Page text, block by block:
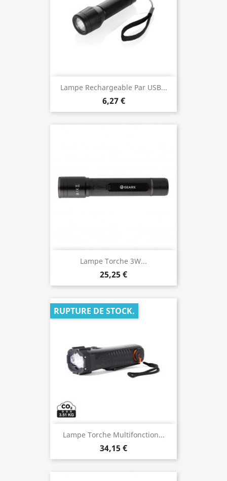
Lampe Rechargeable Par USB...
6,27 €
Lampe Torche 3W...
25,25 €
Lampe Torche Multifonction...
34,15 €
RUPTURE DE STOCK.